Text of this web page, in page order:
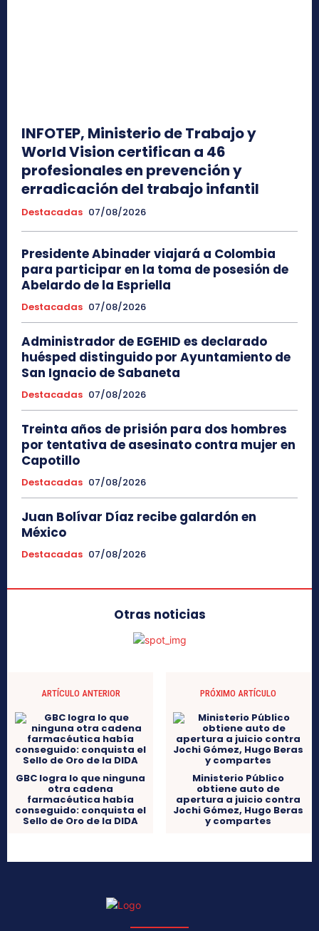
INFOTEP, Ministerio de Trabajo y
World Vision certifican a 46
profesionales en prevención y
erradicación del trabajo infantil
Destacadas 07/08/2026
Presidente Abinader viajará a Colombia
para participar en la toma de posesión de
Abelardo de la Espriella
Destacadas 07/08/2026
Administrador de EGEHID es declarado
huésped distinguido por Ayuntamiento de
San Ignacio de Sabaneta
Destacadas 07/08/2026
Treinta años de prisión para dos hombres
por tentativa de asesinato contra mujer en
Capotillo
Destacadas 07/08/2026
Juan Bolívar Díaz recibe galardón en
México
Destacadas 07/08/2026
Otras noticias
ARTÍCULO ANTERIOR
GBC logra lo que ninguna
otra cadena
farmacéutica había
conseguido: conquista el
Sello de Oro de la DIDA
PRÓXIMO ARTÍCULO
Ministerio Público
obtiene auto de
apertura a juicio contra
Jochi Gómez, Hugo Beras
y compartes